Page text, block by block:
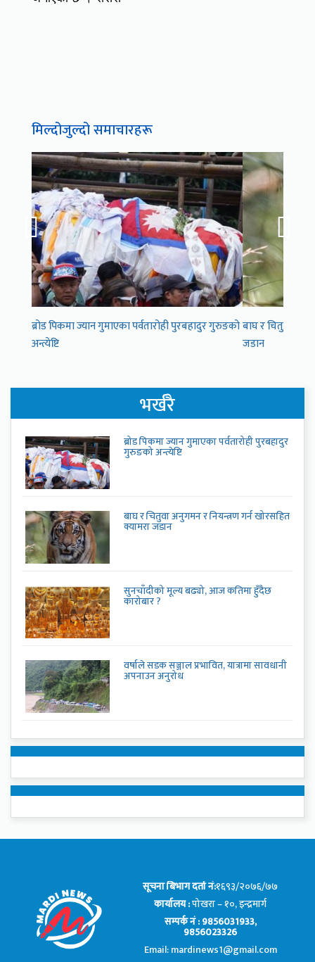
मिल्दोजुल्दो समाचारहरू
ब्रोड पिकमा ज्यान गुमाएका पर्वतारोही पुरबहादुर गुरुङको
अन्त्येष्टि
बाघ र चितुवा
जडान
भर्खरै
ब्रोड पिकमा ज्यान गुमाएका पर्वतारोही पुरबहादुर
गुरुङको अन्त्येष्टि
बाघ र चितुवा अनुगमन र नियन्त्रण गर्न खोरसहित
क्यामरा जडान
सुनचाँदीको मूल्य बढ्यो, आज कतिमा हुँदैछ
कारोबार ?
वर्षाले सडक सञ्जाल प्रभावित, यात्रामा सावधानी
अपनाउन अनुरोध
सूचना बिभाग दर्ता नं:१६९३/२०७६/७७
कार्यालय :पोखरा – १०, इन्द्रमार्ग
सम्पर्क नं : 9856031933,
9856023326
Email: mardinews1@gmail.com